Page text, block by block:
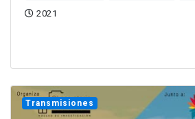
2021
Transmisiones